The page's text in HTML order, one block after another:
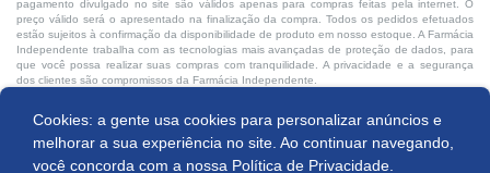
Produto indisponível
Cookies: a gente usa cookies para personalizar anúncios e
melhorar a sua experiência no site. Ao continuar navegando,
você concorda com a nossa Política de Privacidade.
pagamento divulgado no site são válidos apenas para compras feitas pela internet. O
preço válido será o apresentado na finalização da compra. Todos os pedidos efetuados
estão sujeitos à confirmação da disponibilidade de produto em nosso estoque. A Farmácia
Independente trabalha com as tecnologias mais avançadas de proteção de dados, para
que você possa realizar suas compras com tranquilidade. A privacidade e a segurança
dos clientes são compromissos da Farmácia Independente.
Desenvolvido por: